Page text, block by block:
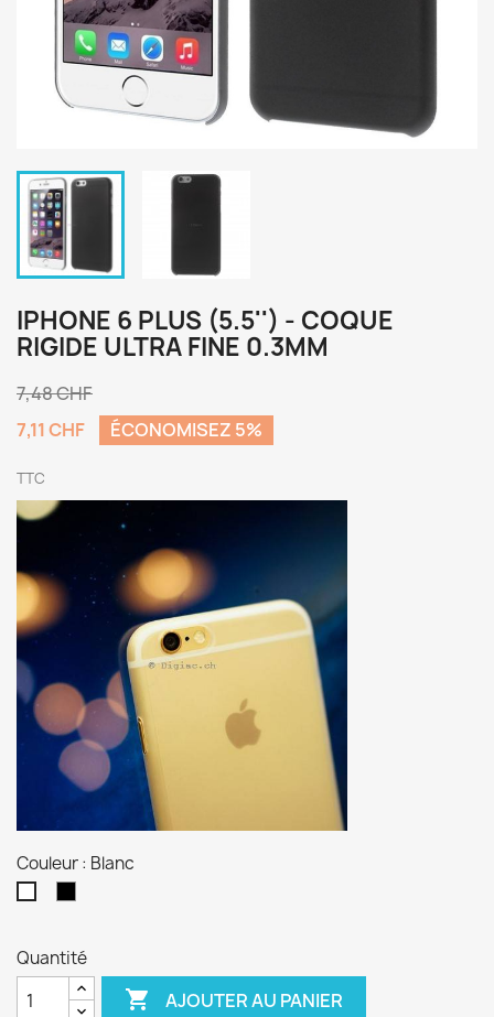
IPHONE 6 PLUS (5.5'') - COQUE
RIGIDE ULTRA FINE 0.3MM
7,48 CHF
7,11 CHF
ÉCONOMISEZ 5%
TTC
Couleur : Blanc
Quantité
 AJOUTER AU PANIER